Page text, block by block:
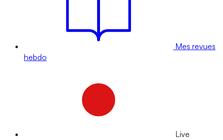
Mes revues
hebdo
Live